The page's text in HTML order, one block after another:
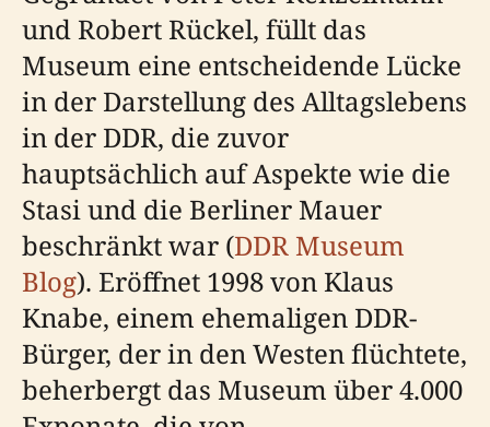
und Robert Rückel, füllt das
Museum eine entscheidende Lücke
in der Darstellung des Alltagslebens
in der DDR, die zuvor
hauptsächlich auf Aspekte wie die
Stasi und die Berliner Mauer
beschränkt war (DDR Museum
Blog). Eröffnet 1998 von Klaus
Knabe, einem ehemaligen DDR-
Bürger, der in den Westen flüchtete,
beherbergt das Museum über 4.000